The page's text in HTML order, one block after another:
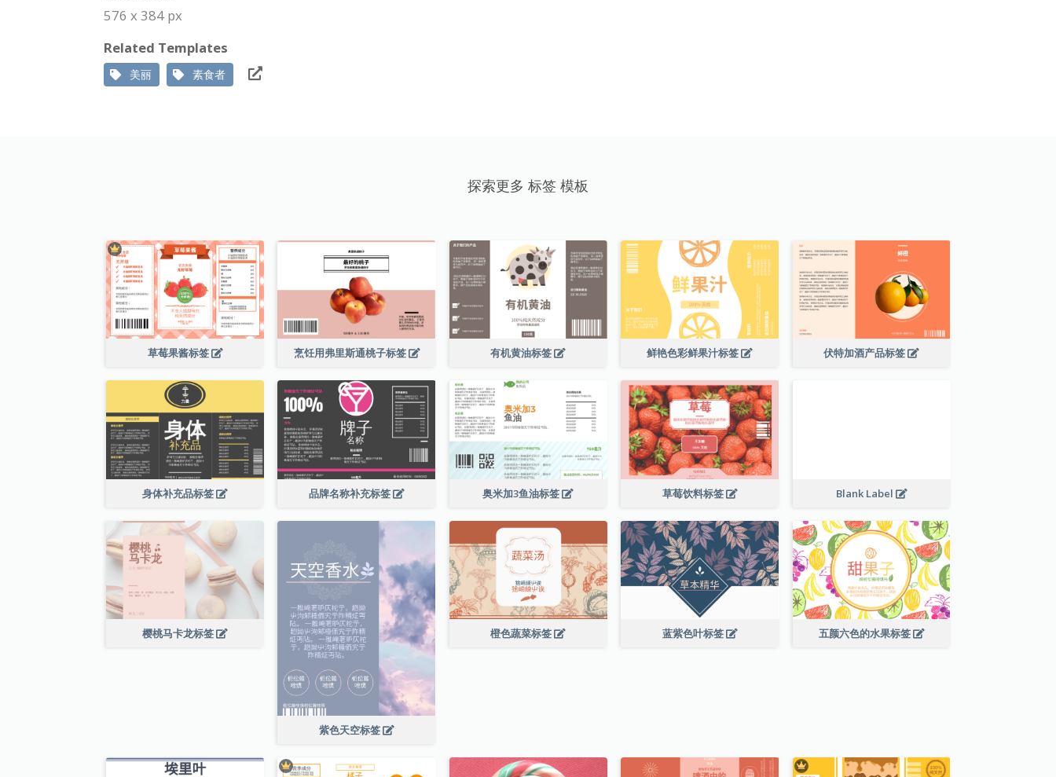
576 x 384 px
Related Templates
美丽 素食者
探索更多 标签 模板
草莓果酱标签 烹饪用弗里斯通桃子标签 有机黄油标签 鲜艳色彩鲜果汁标签 伏特加酒产品标签
身体补充品标签 品牌名称补充标签 奥米加3鱼油标签 草莓饮料标签 Blank Label
樱桃马卡龙标签
紫色天空标签
橙色蔬菜标签 蓝紫色叶标签 五颜六色的水果标签